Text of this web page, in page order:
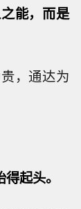
能，而是
，通达为
起头。